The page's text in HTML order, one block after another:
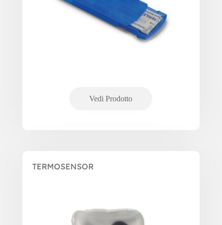
TERMOSENSOR